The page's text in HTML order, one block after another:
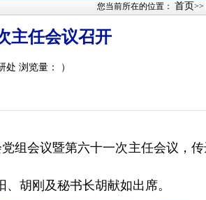
您当前所在的位置： 首页>>
主任会议召开
处 浏览量： ）
组会议暨第六十一次主任会议，传
胡刚及秘书长胡献如出席。